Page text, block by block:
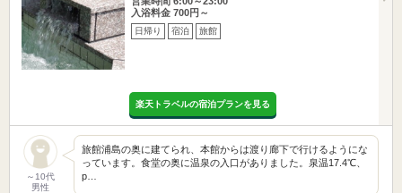
入浴料金 700円～
日帰り 宿泊 旅館
楽天トラベルの宿泊プランを見る
～10代
男性
旅館浦島の奥に建てられ、本館からは渡り廊下で行けるようにな
っています。食堂の奥に温泉の入口がありました。泉温17.4℃、
p…